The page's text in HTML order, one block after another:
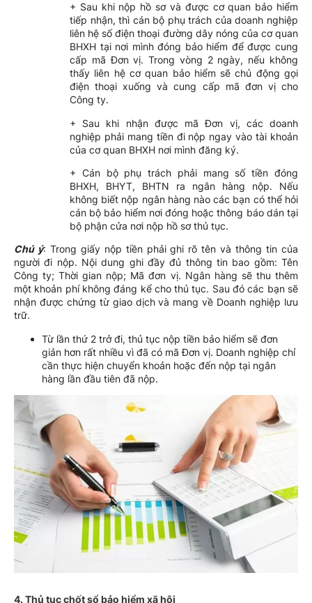
+ Sau khi nộp hồ sơ và được cơ quan bảo hiểm
tiếp nhận, thì cán bộ phụ trách của doanh nghiệp
liên hệ số điện thoại đường dây nóng của cơ quan
BHXH tại nơi mình đóng bảo hiểm để được cung
cấp mã Đơn vị. Trong vòng 2 ngày, nếu không
thấy liên hệ cơ quan bảo hiểm sẽ chủ động gọi
điện thoại xuống và cung cấp mã đơn vị cho
Công ty.
+ Sau khi nhận được mã Đơn vị, các doanh
nghiệp phải mang tiền đi nộp ngay vào tài khoản
của cơ quan BHXH nơi mình đăng ký.
+ Cán bộ phụ trách phải mang số tiền đóng
BHXH, BHYT, BHTN ra ngân hàng nộp. Nếu
không biết nộp ngân hàng nào các bạn có thể hỏi
cán bộ bảo hiểm nơi đóng hoặc thông báo dán tại
bộ phận cửa nơi nộp hồ sơ thủ tục.
Chú ý: Trong giấy nộp tiền phải ghi rõ tên và thông tin của
người đi nộp. Nội dung ghi đầy đủ thông tin bao gồm: Tên
Công ty; Thời gian nộp; Mã đơn vị. Ngân hàng sẽ thu thêm
một khoản phí không đáng kể cho thủ tục. Sau đó các bạn sẽ
nhận được chứng từ giao dịch và mang về Doanh nghiệp lưu
trữ.
Từ lần thứ 2 trở đi, thủ tục nộp tiền bảo hiểm sẽ đơn
giản hơn rất nhiều vì đã có mã Đơn vị. Doanh nghiệp chỉ
cần thực hiện chuyển khoản hoặc đến nộp tại ngân
hàng lần đầu tiên đã nộp.
4. Thủ tục chốt sổ bảo hiểm xã hội